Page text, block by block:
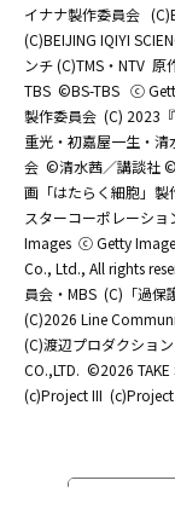
イナナ製作委員会
(C)BEIJING IQIYI
ンチ (C)TMS・NTV 原
TBS ©BS-TBS ⓒ
製作委員会 (C) 2023
重光・初嘉屋一生・
会 ©清水茜／講談社
画「はたらく細胞」製
スターコーポレーショ
Images ⓒ Getty
Co., Ltd., All rights
員会・MBS (C)「過保
(C)2026 Line
(C)渡辺プロダクション
CO.,LTD. ©2026 TAKE
(c)Project III (c)Project